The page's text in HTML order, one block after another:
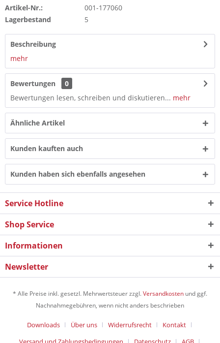
Artikel-Nr.:
001-177060
Lagerbestand
5
Beschreibung
mehr
Bewertungen
0
Bewertungen lesen, schreiben und diskutieren... mehr
Ähnliche Artikel
Kunden kauften auch
Kunden haben sich ebenfalls angesehen
Service Hotline
Shop Service
Informationen
Newsletter
* Alle Preise inkl. gesetzl. Mehrwertsteuer zzgl.Versandkosten und ggf.
Nachnahmegebühren, wenn nicht anders beschrieben
Downloads Über uns Widerrufsrecht
Kontakt